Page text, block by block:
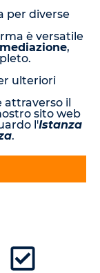
per diverse
è versatile
mediazione,
ulteriori
il
sito web
l'Istanza
.